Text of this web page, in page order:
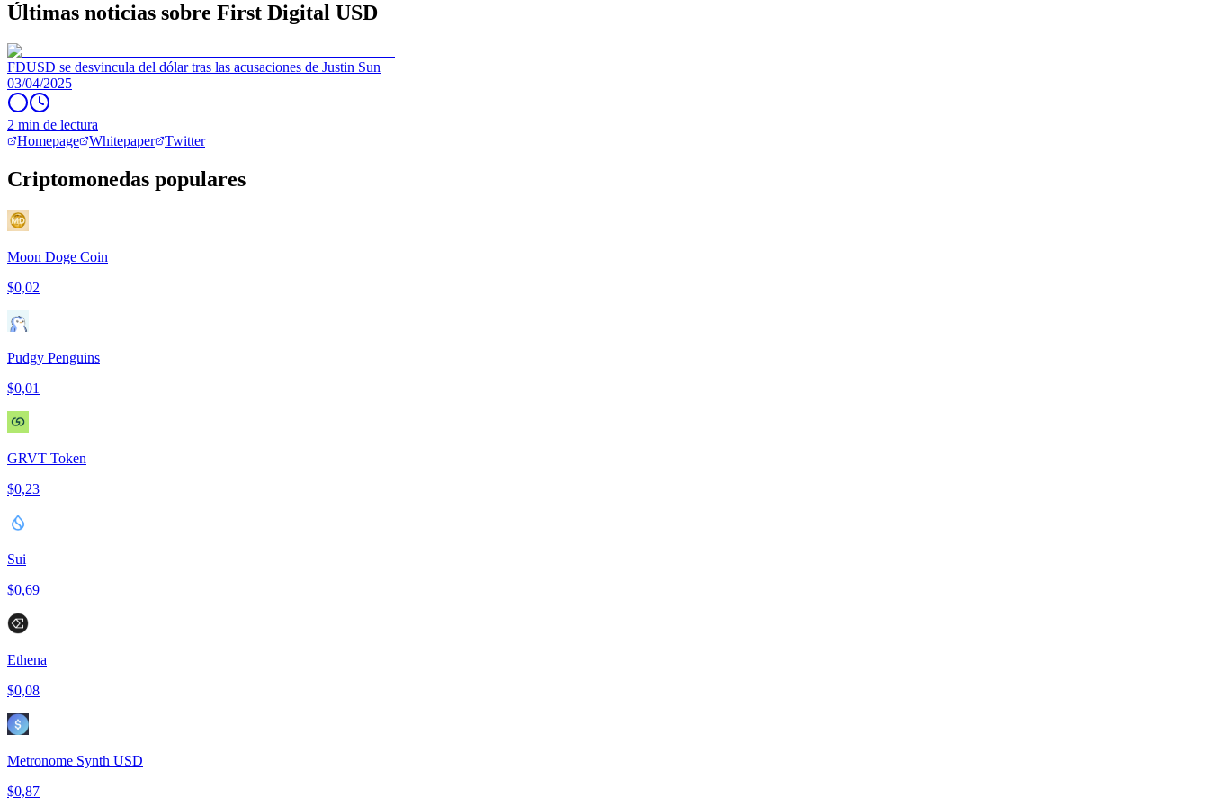
Últimas noticias sobre First Digital USD
FDUSD se desvincula del dólar tras las acusaciones de Justin Sun
03/04/2025
2 min de lectura
Homepage
Whitepaper Twitter
Criptomonedas populares
Moon Doge Coin
$0,02
Pudgy Penguins
$0,01
GRVT Token
$0,23
Sui
$0,69
Ethena
$0,08
Metronome Synth USD
$0,87